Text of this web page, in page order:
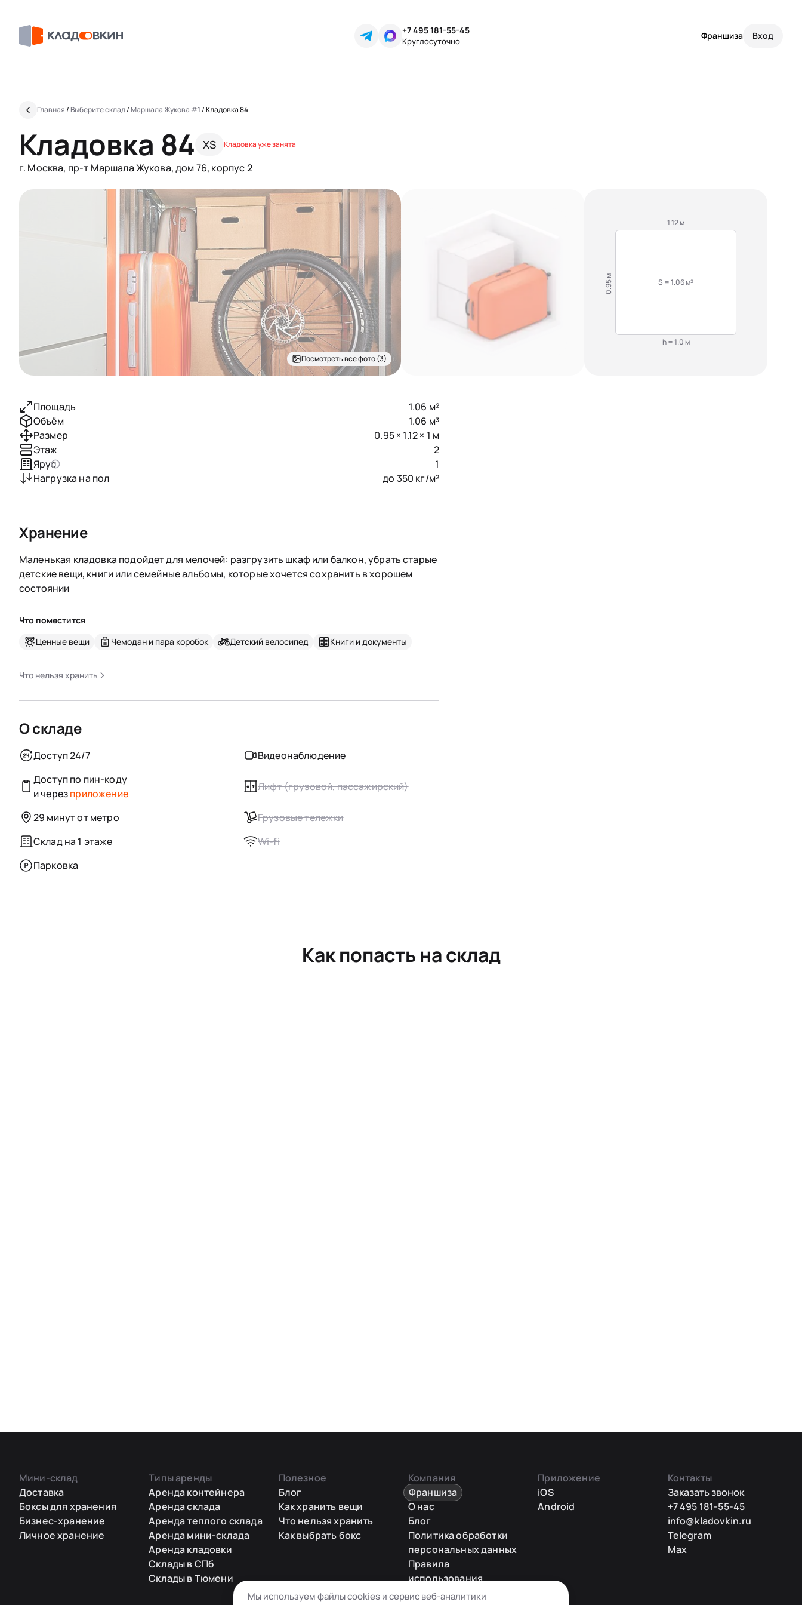
+7 495 181-55-45
Круглосуточно Франшиза Вход
Главная/ Выберите склад/ Маршала Жукова #1/Кладовка 84
Кладовка 84 XS Кладовка уже занята
г. Москва, пр-т Маршала Жукова, дом 76, корпус 2
Посмотреть все фото (3)
1.12 м
S = 1.06 м²
0.95 м
h = 1.0 м
Площадь
1.06 м²
Объём
1.06 м³
Размер
0.95 × 1.12 × 1 м
Этаж
2
Ярус
1
Нагрузка на пол
до 350 кг/м²
Хранение
Маленькая кладовка подойдет для мелочей: разгрузить шкаф или балкон, убрать старые
детские вещи, книги или семейные альбомы, которые хочется сохранить в хорошем
состоянии
Что поместится
Ценные вещи
Чемодан и пара коробок Детский велосипед Книги и документы
Что нельзя хранить
О складе
Доступ 24/7
Видеонаблюдение
Доступ по пин-коду
и черезприложение
Лифт (грузовой, пассажирский)
29 минут от метро
Грузовые тележки
Склад на 1 этаже
Wi-fi
Парковка
Как попасть на склад
Мини-склад
Доставка
Боксы для хранения
Бизнес-хранение
Личное хранение
Типы аренды
Аренда контейнера
Аренда склада
Аренда теплого склада
Аренда мини-склада
Аренда кладовки
Склады в СПб
Склады в Тюмени
Полезное
Блог
Как хранить вещи
Что нельзя хранить
Как выбрать бокс
Компания
Франшиза
О нас
Блог
Политика обработки
персональных данных
Правила
использования
промокодов
Приложение
iOS
Android
Контакты
Заказать звонок
+7 495 181-55-45
info@kladovkin.ru
Telegram
Max
Мы используем файлы cookies и сервис веб-аналитики